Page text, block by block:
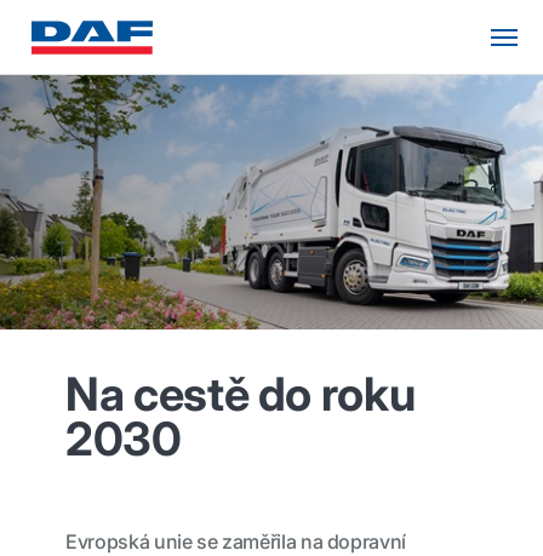
Na cestě do roku
2030
Evropská unie se zaměřila na dopravní